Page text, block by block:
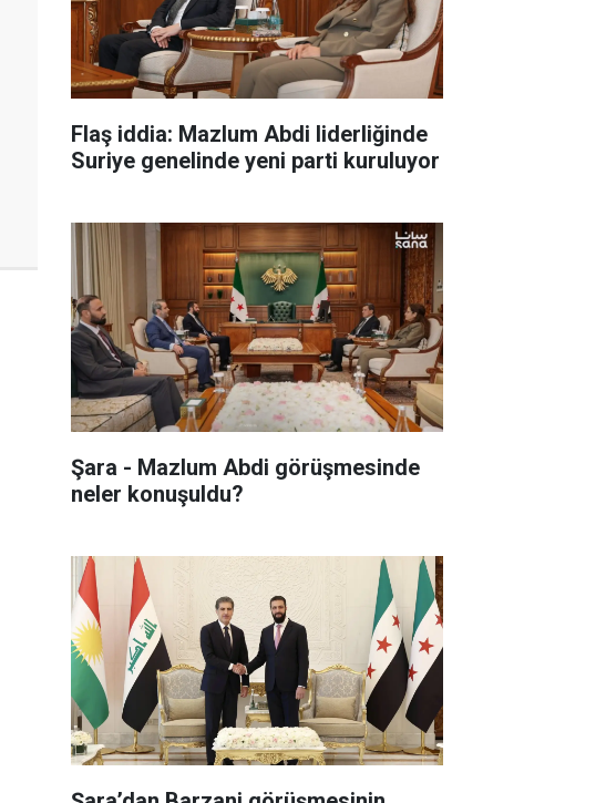
Flaş iddia: Mazlum Abdi liderliğinde
Suriye genelinde yeni parti kuruluyor
Şara - Mazlum Abdi görüşmesinde
neler konuşuldu?